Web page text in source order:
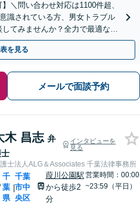
＼問い合わせ対応は1100件超、
識されている方、男女トラブル
てみませんか？全力で最適な対
を見る
メールで面談予約
木 昌志 弁
インタビューを
見る
士法人ALG＆Associates 千葉法律事務所
千
葉
県
|
千葉
市中
央区
葭川公園駅
から徒歩2
分
営業時間：00:00
~23:59（平日）